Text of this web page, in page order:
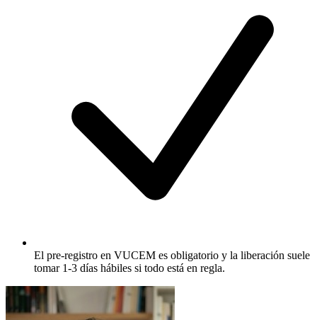
El pre-registro en VUCEM es obligatorio y la liberación suele
tomar 1-3 días hábiles si todo está en regla.